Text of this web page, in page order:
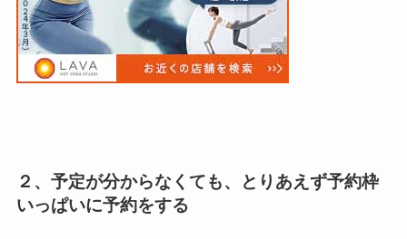
２、予定が分からなくても、とりあえず予約枠
いっぱいに予約をする